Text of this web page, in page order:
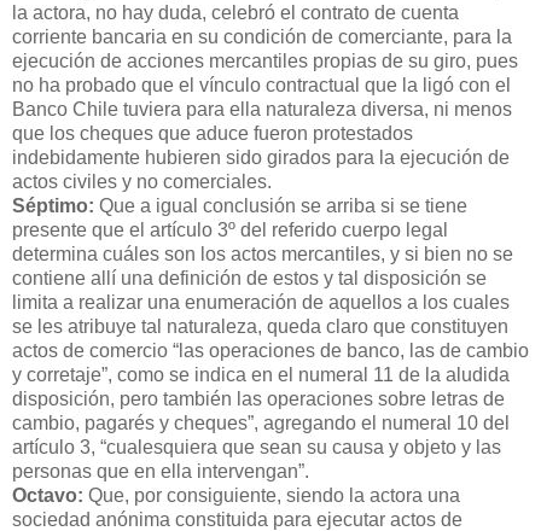
la actora, no hay duda, celebró el contrato de cuenta
corriente bancaria en su condición de comerciante, para la
ejecución de acciones mercantiles propias de su giro, pues
no ha probado que el vínculo contractual que la ligó con el
Banco Chile tuviera para ella naturaleza diversa, ni menos
que los cheques que aduce fueron protestados
indebidamente hubieren sido girados para la ejecución de
actos civiles y no comerciales.
Séptimo: Que a igual conclusión se arriba si se tiene
presente que el artículo 3º del referido cuerpo legal
determina cuáles son los actos mercantiles, y si bien no se
contiene allí una definición de estos y tal disposición se
limita a realizar una enumeración de aquellos a los cuales
se les atribuye tal naturaleza, queda claro que constituyen
actos de comercio “las operaciones de banco, las de cambio
y corretaje”, como se indica en el numeral 11 de la aludida
disposición, pero también las operaciones sobre letras de
cambio, pagarés y cheques”, agregando el numeral 10 del
artículo 3, “cualesquiera que sean su causa y objeto y las
personas que en ella intervengan”.
Octavo: Que, por consiguiente, siendo la actora una
sociedad anónima constituida para ejecutar actos de